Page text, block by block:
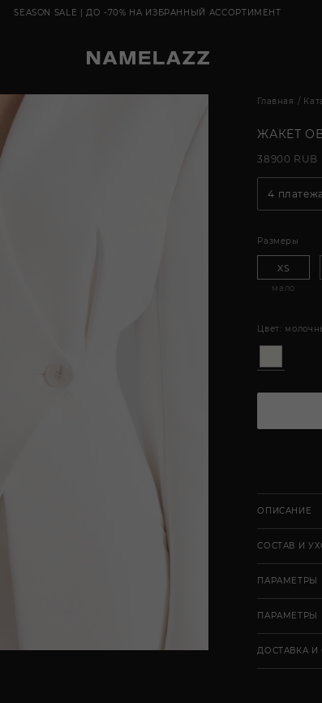
SEASON SALE | ДО -70% НА ИЗБРАННЫЙ АССОРТИМЕНТ
Главная
ЖАКЕТ
38900 RUB
4
Размеры
XS
мало
Цвет:
ОПИСАНИЕ
СОСТАВ И
ПАРАМЕТРЫ
ПАРАМЕТРЫ
ДОСТАВКА И